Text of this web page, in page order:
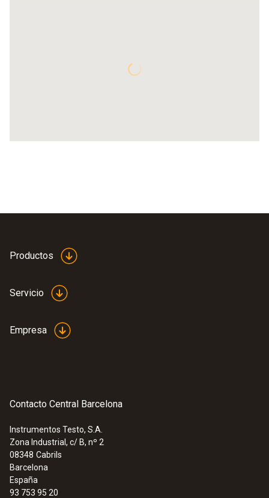
Productos
Servicio
Empresa
Contacto Central Barcelona
Instrumentos Testo, S.A.
Zona Industrial, c/ B, nº 2
08348 Cabrils
Barcelona
España
93 753 95 20